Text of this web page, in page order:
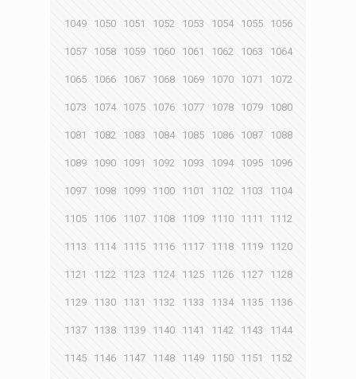
1049 1050 1051 1052 1053 1054 1055 1056
1057 1058 1059 1060 1061 1062 1063 1064
1065 1066 1067 1068 1069 1070 1071 1072
1073 1074 1075 1076 1077 1078 1079 1080
1081 1082 1083 1084 1085 1086 1087 1088
1089 1090 1091 1092 1093 1094 1095 1096
1097 1098 1099 1100 1101 1102 1103 1104
1105 1106 1107 1108 1109 1110 1111 1112
1113 1114 1115 1116 1117 1118 1119 1120
1121 1122 1123 1124 1125 1126 1127 1128
1129 1130 1131 1132 1133 1134 1135 1136
1137 1138 1139 1140 1141 1142 1143 1144
1145 1146 1147 1148 1149 1150 1151 1152